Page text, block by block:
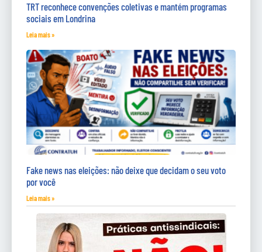
TRT reconhece convenções coletivas e mantém programas
sociais em Londrina
Leia mais »
Fake news nas eleições: não deixe que decidam o seu voto
por você
Leia mais »